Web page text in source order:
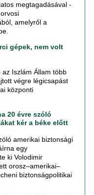
megtagadásával -
amelyről a
gépek, nem volt
Iszlám Állam több
végre légicsapást
központi
20 évre szóló
kér a béke előtt
amerikai biztonsági
egy
ki Volodimir
orosz–amerikai–
biztonságpolitikai